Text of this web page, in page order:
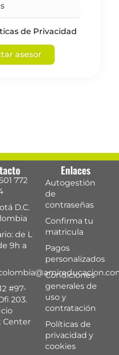
de Privacidad
asesor
772
D.C.
de L
9h a
#97-
203.
Center
Enlaces
Autogestión
de
contraseñas
Confirma tu
matricula
Pagos
personalizados
Condiciones
generales de
uso y
contratación
Políticas de
privacidad y
cookies